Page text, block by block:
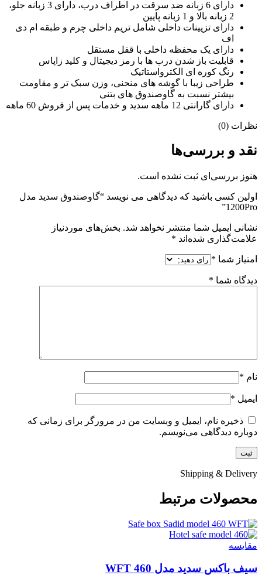
دارای 6 زبانه ضد سرقت در اطراف درب، دارای 3 زبانه جلو،
2 زبانه بالا و 1 زبانه پایین
دارای تزیینات داخلی شامل تریم داخلی چرم و طبقه ام دی
اف
دارای یک محفظه داخلی با قفل مستقل
قابلیت باز شدن درب ها با رمز دیجیتال و کلید زاپاس
رنگ کوره ای الکترواستاتیک
طراحی زیبا با گوشه های منحنی، وزن سبک تر و مقاومت
بیشتر نسبت به گاوصندوق های بتنی
دارای گارانتی 12 ماهه سدید و خدمات پس از فروش 60 ماهه
نظرات (0)
نقد و بررسی‌ها
هنوز بررسی‌ای ثبت نشده است.
اولین کسی باشید که دیدگاهی می نویسد “گاوصندوق سدید مدل
1200Pro”
نشانی ایمیل شما منتشر نخواهد شد. بخش‌های موردنیاز
علامت‌گذاری شده‌اند *
امتیاز شما *
دیدگاه شما *
نام *
ایمیل *
ذخیره نام، ایمیل و وبسایت من در مرورگر برای زمانی که
دوباره دیدگاهی می‌نویسم.
Shipping & Delivery
محصولات مرتبط
مقايسه
سیف باکس سدید مدل 460 WFT